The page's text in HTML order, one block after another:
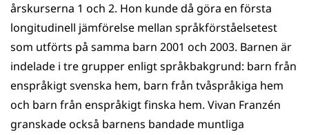
årskurserna 1 och 2. Hon kunde då göra en första
longitudinell jämförelse mellan språkförståelsetest
som utförts på samma barn 2001 och 2003. Barnen är
indelade i tre grupper enligt språkbakgrund: barn från
enspråkigt svenska hem, barn från tvåspråkiga hem
och barn från enspråkigt finska hem. Vivan Franzén
granskade också barnens bandade muntliga